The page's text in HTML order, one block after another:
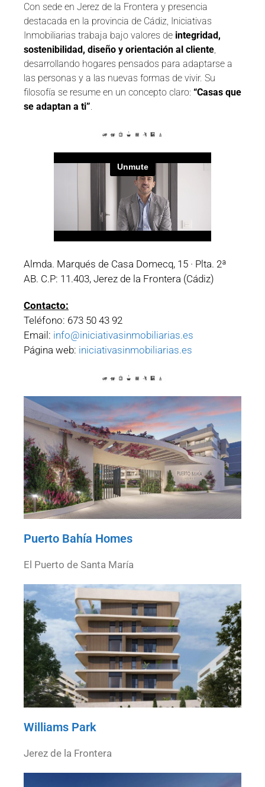
Con sede en Jerez de la Frontera y presencia
destacada en la provincia de Cádiz, Iniciativas
Inmobiliarias trabaja bajo valores de integridad,
sostenibilidad, diseño y orientación al cliente,
desarrollando hogares pensados para adaptarse a
las personas y a las nuevas formas de vivir. Su
filosofía se resume en un concepto claro: “Casas que
se adaptan a ti”.
Almda. Marqués de Casa Domecq, 15 · Plta. 2ª
AB. C.P: 11.403, Jerez de la Frontera (Cádiz)
Contacto:
Teléfono: 673 50 43 92
Email: info@iniciativasinmobiliarias.es
Página web: iniciativasinmobiliarias.es
Puerto Bahía Homes
El Puerto de Santa María
Williams Park
Jerez de la Frontera